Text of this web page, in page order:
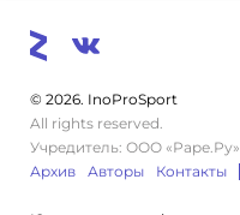
© 2026. InoProSport
All rights reserved.
Учредитель: ООО «Раре.Ру»
Архив
Авторы Контакты